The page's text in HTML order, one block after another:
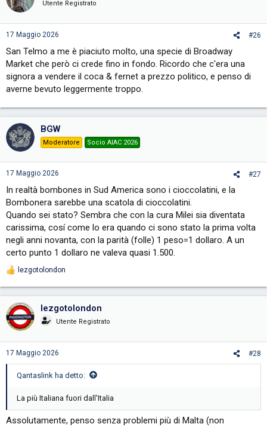
i
n
s
Utente Registrato
17 Maggio 2026 #26
San Telmo a me è piaciuto molto, una specie di Broadway
Market che però ci crede fino in fondo. Ricordo che c'era una
signora a vendere il coca & fernet a prezzo politico, e penso di
averne bevuto leggermente troppo.
BGW
Moderatore Socio AIAC 2026
17 Maggio 2026 #27
In realtà bombones in Sud America sono i cioccolatini, e la
Bombonera sarebbe una scatola di cioccolatini.
Quando sei stato? Sembra che con la cura Milei sia diventata
carissima, cosí come lo era quando ci sono stato la prima volta
negli anni novanta, con la parità (folle) 1 peso=1 dollaro. A un
certo punto 1 dollaro ne valeva quasi 1.500.
R
t
i
n
s
lezgotolondon
lezgotolondon
Utente Registrato
17 Maggio 2026 #28
Qantaslink ha detto:
La più Italiana fuori dall'Italia
Assolutamente, penso senza problemi più di Malta (non